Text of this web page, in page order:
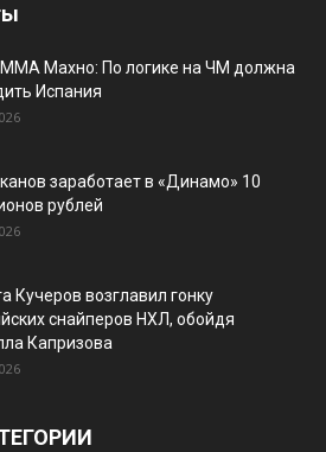
Махно: По логике на ЧМ должна
Испания
заработает в «Динамо» 10
рублей
Кучеров возглавил гонку
снайперов НХЛ, обойдя
Капризова